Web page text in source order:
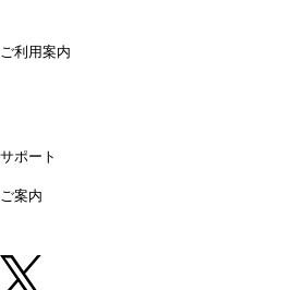
ご利用案内
サポート
ご案内